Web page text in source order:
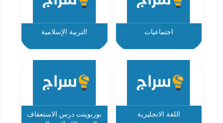
اجتماعيات التربية الإسلامية
اللغة الانجليزية
بوربوينت درس الاستعفاف